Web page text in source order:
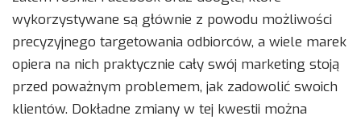
wykorzystywane są głównie z powodu możliwości
precyzyjnego targetowania odbiorców, a wiele marek
opiera na nich praktycznie cały swój marketing stoją
przed poważnym problemem, jak zadowolić swoich
klientów. Dokładne zmiany w tej kwestii można